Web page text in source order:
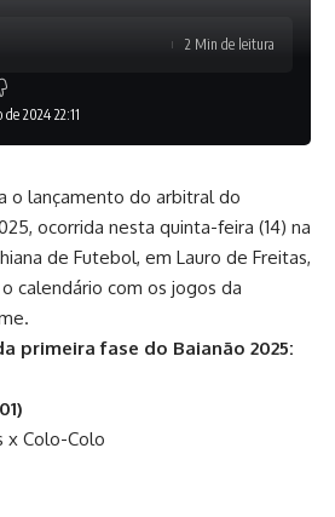
2024 22:11
2 Min de leitura
o lançamento do arbitral do
ocorrida nesta quinta-feira (14) na
de Futebol, em Lauro de Freitas,
calendário com os jogos da
primeira fase do Baianão 2025:
x Colo-Colo